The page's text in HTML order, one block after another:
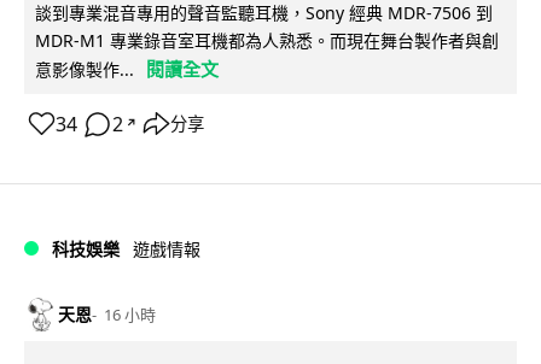
談到專業混音專用的聲音監聽耳機，Sony 經典 MDR-7506 到
MDR-M1 專業錄音室耳機都為人熟悉。而現在舞台製作者與創
意影像製作...
閱讀全文
34 2 ↗ 分享
科技娛樂 遊戲情報
天恩 16 小時